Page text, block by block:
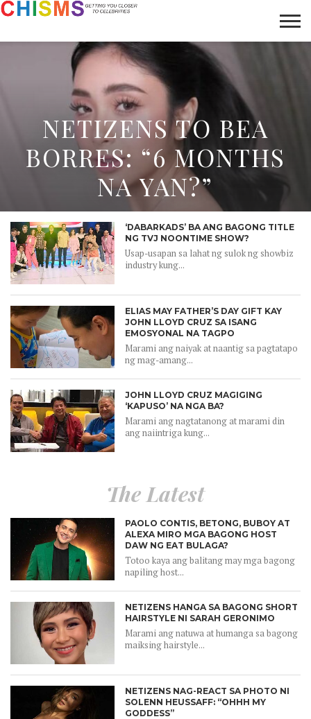
LIFESTYLE
GALLERY
ARTICLES
ABOUT
NETIZENS TO BEA
BORRES: “6 MONTHS
NA YAN?”
‘DABARKADS’ BA ANG BAGONG TITLE
NG TVJ NOONTIME SHOW?
Usap-usapan sa lahat ng sulok ng showbiz
industry kung...
ELIAS MAY FATHER’S DAY GIFT KAY
JOHN LLOYD CRUZ SA ISANG
EMOSYONAL NA TAGPO
Marami ang naiyak at naantig sa pagtatapo
ng mag-amang...
JOHN LLOYD CRUZ MAGIGING
‘KAPUSO’ NA NGA BA?
Marami ang nagtatanong at marami din
ang naiintriga kung...
The Latest
PAOLO CONTIS, BETONG, BUBOY AT
ALEXA MIRO MGA BAGONG HOST
DAW NG EAT BULAGA?
Totoo kaya ang balitang may mga bagong
napiling host...
NETIZENS HANGA SA BAGONG SHORT
HAIRSTYLE NI SARAH GERONIMO
Marami ang natuwa at humanga sa bagong
maiksing hairstyle...
NETIZENS NAG-REACT SA PHOTO NI
SOLENN HEUSSAFF: “OHHH MY
GODDESS”